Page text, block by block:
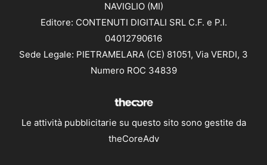
NAVIGLIO (MI)
Editore: CONTENUTI DIGITALI SRL C.F. e P.I.
04012790616
Sede Legale: PIETRAMELARA (CE) 81051, Via VERDI, 3
Numero ROC 34839
Le attività pubblicitarie su questo sito sono gestite da
theCoreAdv